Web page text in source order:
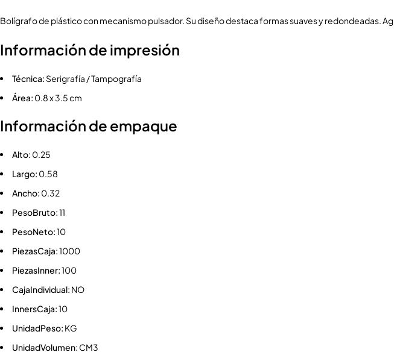
Bolígrafo de plástico con mecanismo pulsador. Su diseño destaca formas suaves y redondeadas.
Información de impresión
Técnica: Serigrafía / Tampografía
Área: 0.8 x 3.5 cm
Información de empaque
Alto: 0.25
Largo: 0.58
Ancho: 0.32
PesoBruto:11
PesoNeto:10
PiezasCaja:1000
PiezasInner:100
CajaIndividual: NO
InnersCaja:10
UnidadPeso: KG
UnidadVolumen: CM3